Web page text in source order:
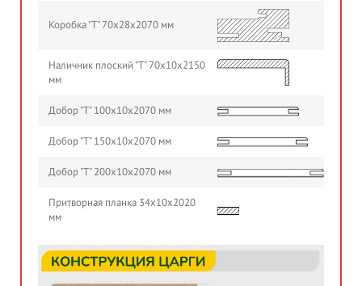
Коробка "Т" 70х28х2070 мм
Наличник плоский "Т" 70х10х2150
мм
Добор "Т" 100х10х2070 мм
Добор "Т" 150х10х2070 мм
Добор "Т" 200х10х2070 мм
Притворная планка 34х10х2020
мм